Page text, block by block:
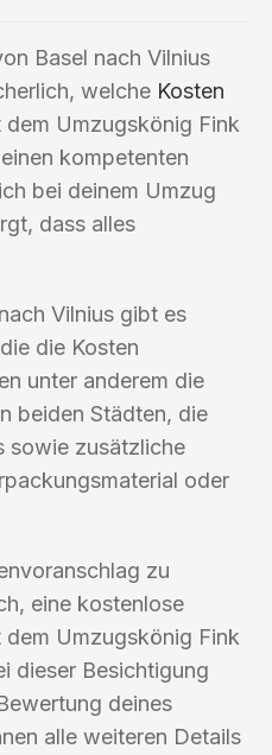
Basel nach Vilnius
welche Kosten
Umzugskönig Fink
kompetenten
bei deinem Umzug
dass alles
Vilnius gibt es
die Kosten
unter anderem die
beiden Städten, die
sowie zusätzliche
oder
zu
eine kostenlose
Umzugskönig Fink
dieser Besichtigung
deines
alle weiteren Details